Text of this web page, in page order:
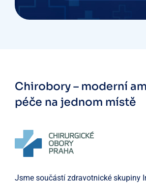
Chirobory – moderní
péče na jednom místě
Jsme součástí zdravotnické skupiny